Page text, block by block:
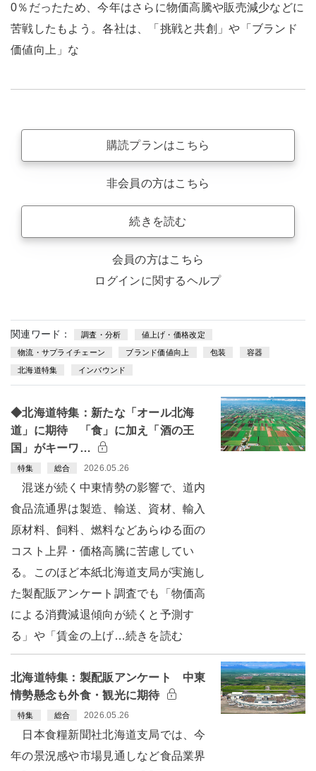
0％だったため、今年はさらに物価高騰や販売減少などに
苦戦したもよう。各社は、「挑戦と共創」や「ブランド
価値向上」な
購読プランはこちら
非会員の方はこちら
続きを読む
会員の方はこちら
ログインに関するヘルプ
関連ワード： 調査・分析 値上げ・価格改定
物流・サプライチェーン ブランド価値向上 包装 容器
北海道特集 インバウンド
◆北海道特集：新たな「オール北海
道」に期待 「食」に加え「酒の王
国」がキーワ…
特集 総合 2026.05.26
混迷が続く中東情勢の影響で、道内
食品流通界は製造、輸送、資材、輸入
原材料、飼料、燃料などあらゆる面の
コスト上昇・価格高騰に苦慮してい
る。このほど本紙北海道支局が実施し
た製配販アンケート調査でも「物価高
による消費減退傾向が続くと予測す
る」や「賃金の上げ…続きを読む
北海道特集：製配販アンケート 中東
情勢懸念も外食・観光に期待
特集 総合 2026.05.26
日本食糧新聞社北海道支局では、今
年の景況感や市場見通しなど食品業界